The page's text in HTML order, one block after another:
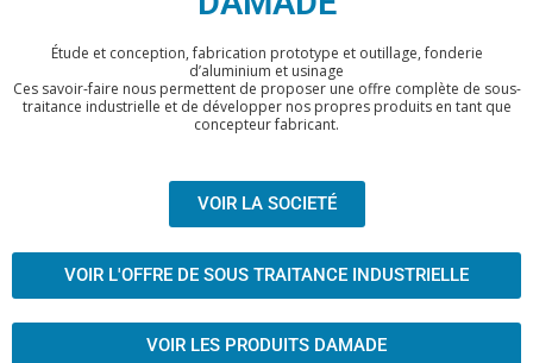
Étude et conception, fabrication prototype et outillage, fonderie
d’aluminium et usinage
Ces savoir-faire nous permettent de proposer une offre complète de sous-
traitance industrielle et de développer nos propres produits en tant que
concepteur fabricant.
VOIR LA SOCIETÉ
VOIR L'OFFRE DE SOUS TRAITANCE INDUSTRIELLE
VOIR LES PRODUITS DAMADE